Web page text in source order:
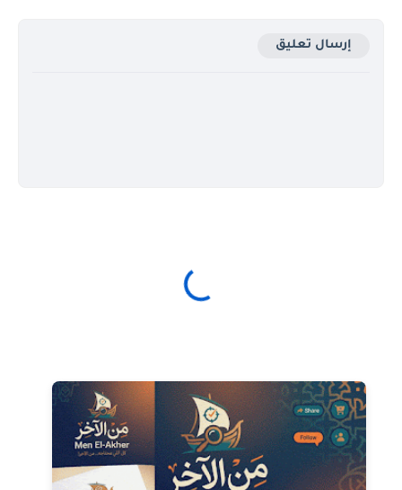
إرسال تعليق